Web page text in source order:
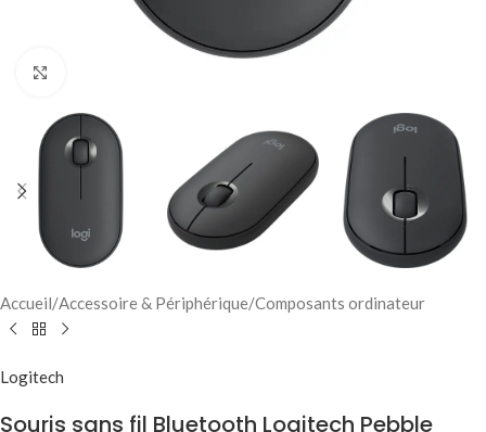
Accueil/Accessoire & Périphérique/Composants ordinateur
Logitech
Souris sans fil Bluetooth Logitech Pebble